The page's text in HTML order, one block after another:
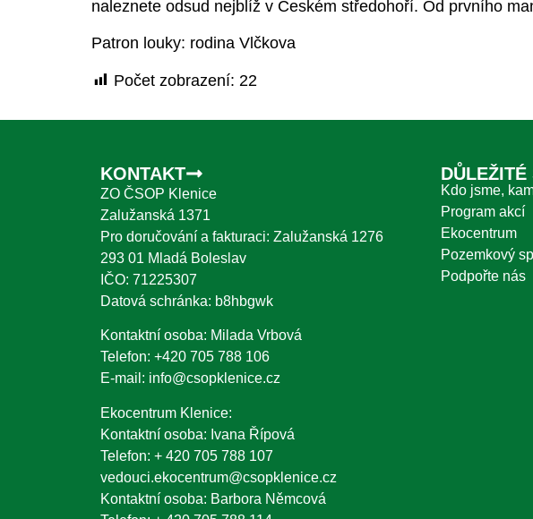
naleznete odsud nejblíž v Českém středohoří. Od prvního
Patron louky: rodina Vlčkova
Počet zobrazení: 22
KONTAKT
ZO ČSOP Klenice
Zalužanská 1371
Pro doručování a fakturaci: Zalužanská 1276
293 01 Mladá Boleslav
IČO: 71225307
Datová schránka: b8hbgwk
Kontaktní osoba: Milada Vrbová
Telefon: +420 705 788 106
E-mail: info@csopklenice.cz
Ekocentrum Klenice:
Kontaktní osoba: Ivana Řípová
Telefon: + 420 705 788 107
vedouci.ekocentrum@csopklenice.cz
Kontaktní osoba: Barbora Němcová
DŮLEŽITÉ
Kdo jsme,
Program akcí
Ekocentrum
Pozemkový
Podpořte nás